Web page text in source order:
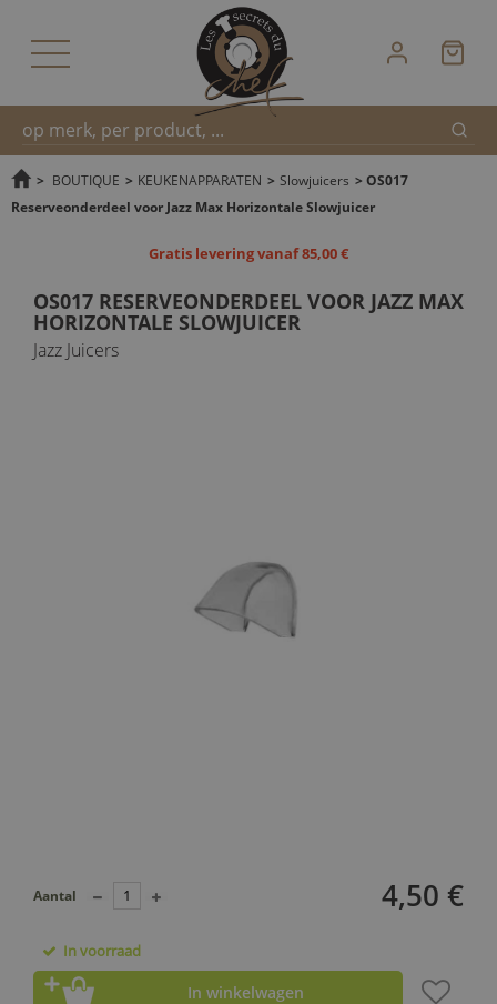
Snel
> BOUTIQUE > KEUKENAPPARATEN > Slowjuicers > OS017
Reserveonderdeel voor Jazz Max Horizontale Slowjuicer
Gratis levering vanaf 85,00 €
OS017 RESERVEONDERDEEL VOOR JAZZ MAX
HORIZONTALE SLOWJUICER
Jazz Juicers
4,50 €
Aantal
In voorraad
In winkelwagen